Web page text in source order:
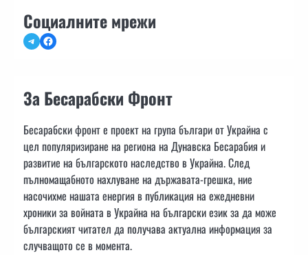
Социалните мрежи
TelegramFacebook
За Бесарабски Фронт
Бесарабски фронт е проект на група българи от Украйна с
цел популяризиране на региона на Дунавска Бесарабия и
развитие на българското наследство в Украйна. След
пълномащабното нахлуване на държавата-грешка, ние
насочихме нашата енергия в публикация на ежедневни
хроники за войната в Украйна на български език за да може
българският читател да получава актуална информация за
случващото се в момента.